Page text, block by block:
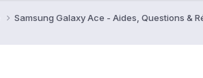
Samsung Galaxy Ace - Aides, Questions &